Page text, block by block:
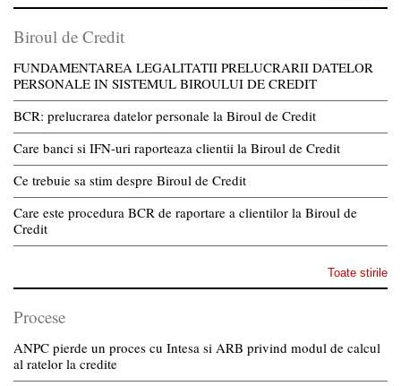
Biroul de Credit
FUNDAMENTAREA LEGALITATII PRELUCRARII DATELOR
PERSONALE IN SISTEMUL BIROULUI DE CREDIT
BCR: prelucrarea datelor personale la Biroul de Credit
Care banci si IFN-uri raporteaza clientii la Biroul de Credit
Ce trebuie sa stim despre Biroul de Credit
Care este procedura BCR de raportare a clientilor la Biroul de
Credit
Toate stirile
Procese
ANPC pierde un proces cu Intesa si ARB privind modul de calcul
al ratelor la credite